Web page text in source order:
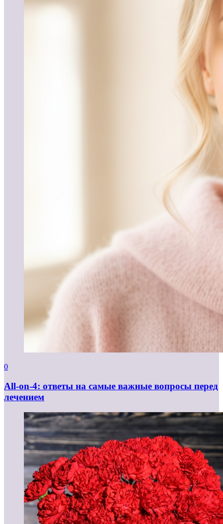
0
All-on-4: ответы на самые важные вопросы перед
лечением